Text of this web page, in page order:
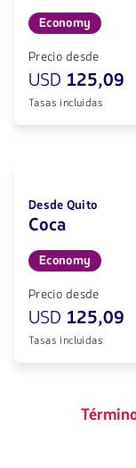
Economy
Precio desde
USD 125,09
Tasas incluidas
Desde Quito
Coca
Economy
Precio desde
USD 125,09
Tasas incluidas